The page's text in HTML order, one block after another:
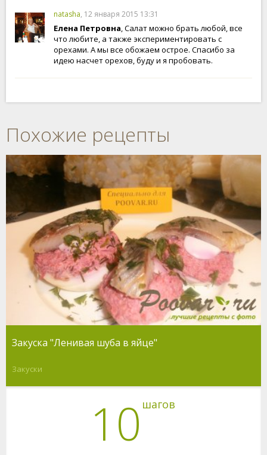
natasha, 12 января 2015 13:31
Елена Петровна, Салат можно брать любой, все
что любите, а также экспериментировать с
орехами. А мы все обожаем острое. Спасибо за
идею насчет орехов, буду и я пробовать.
Похожие рецепты
Закуска "Ленивая шуба в яйце"
Закуски
10 шагов